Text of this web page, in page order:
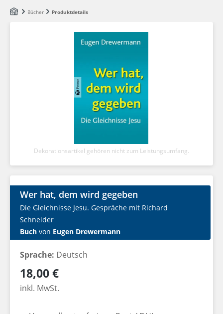
Zum Hauptinhalt springen
Bücher Produktdetails
Dekorationsartikel gehören nicht zum Leistungsumfang.
Wer hat, dem wird gegeben
Die Gleichnisse Jesu. Gespräche mit Richard
Schneider
Buch von Eugen Drewermann
Sprache: Deutsch
Regulärer Preis:
18,00 €
inkl. MwSt.